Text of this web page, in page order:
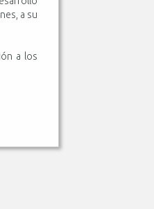
a su
a los